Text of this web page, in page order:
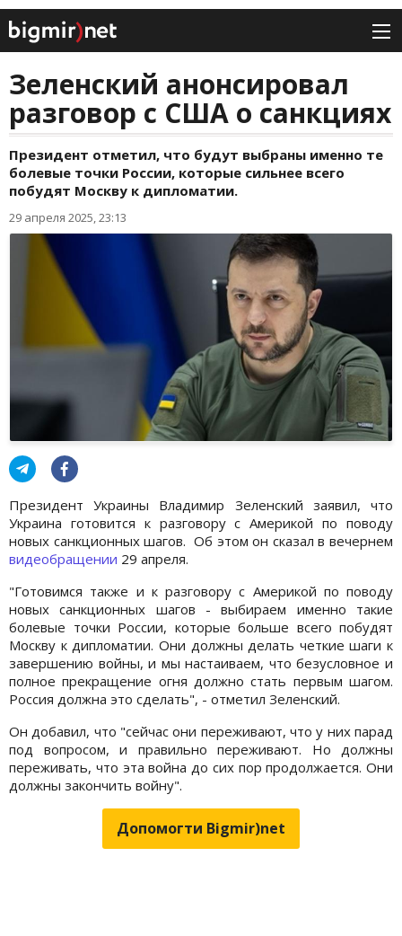
Зеленский анонсировал
разговор с США о санкциях
Президент отметил, что будут выбраны именно те
болевые точки России, которые сильнее всего
побудят Москву к дипломатии.
29 апреля 2025, 23:13
Президент Украины Владимир Зеленский заявил, что
Украина готовится к разговору с Америкой по поводу
новых санкционных шагов. Об этом он сказал в вечернем
видеобращении 29 апреля.
"Готовимся также и к разговору с Америкой по поводу
новых санкционных шагов - выбираем именно такие
болевые точки России, которые больше всего побудят
Москву к дипломатии. Они должны делать четкие шаги к
завершению войны, и мы настаиваем, что безусловное и
полное прекращение огня должно стать первым шагом.
Россия должна это сделать", - отметил Зеленский.
Он добавил, что "сейчас они переживают, что у них парад
под вопросом, и правильно переживают. Но должны
переживать, что эта война до сих пор продолжается. Они
должны закончить войну".
Допомогти Bigmir)net